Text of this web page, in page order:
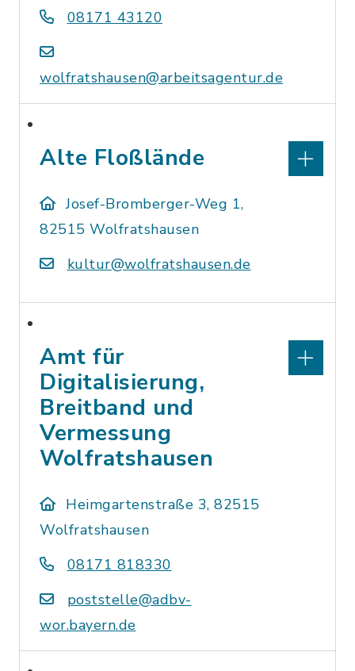
08171 43120
wolfratshausen@arbeitsagentur.de
Alte Floßlände
Josef-Bromberger-Weg 1,
82515 Wolfratshausen
kultur@wolfratshausen.de
Amt für
Digitalisierung,
Breitband und
Vermessung
Wolfratshausen
Heimgartenstraße 3, 82515
Wolfratshausen
08171 818330
poststelle@adbv-
wor.bayern.de